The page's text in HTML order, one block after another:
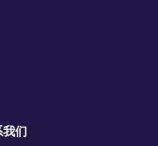
我们